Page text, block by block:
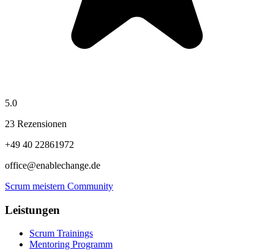
5.0
23 Rezensionen
+49 40 22861972
office@enablechange.de
Scrum meistern Community
Leistungen
Scrum Trainings
Mentoring Programm